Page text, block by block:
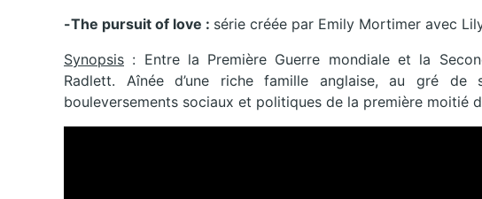
-The pursuit of love : série créée par Emily Mortimer avec
Synopsis : Entre la Première Guerre mondiale et la
Radlett. Aînée d’une riche famille anglaise, au gré
bouleversements sociaux et politiques de la première moitié